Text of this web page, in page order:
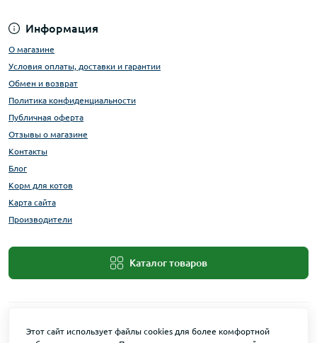
Информация
О магазине
Условия оплаты, доставки и гарантии
Обмен и возврат
Политика конфиденциальности
Публичная оферта
Отзывы о магазине
Контакты
Блог
Корм для котов
Карта сайта
Производители
Каталог товаров
Этот сайт использует файлы cookies для более комфортной